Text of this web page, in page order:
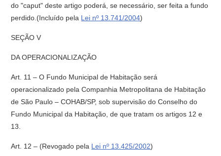
do "caput" deste artigo poderá, se necessário, ser feita a fundo
perdido.(Incluído pela Lei nº 13.741/2004)
SEÇÃO V
DA OPERACIONALIZAÇÃO
Art. 11 – O Fundo Municipal de Habitação será
operacionalizado pela Companhia Metropolitana de Habitação
de São Paulo – COHAB/SP, sob supervisão do Conselho do
Fundo Municipal da Habitação, de que tratam os artigos 12 e
13.
Art. 12 – (Revogado pela Lei nº 13.425/2002)